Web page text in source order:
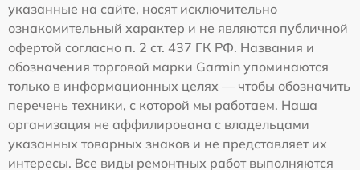
указанные на сайте, носят исключительно
ознакомительный характер и не являются публичной
офертой согласно п. 2 ст. 437 ГК РФ. Названия и
обозначения торговой марки Garmin упоминаются
только в информационных целях — чтобы обозначить
перечень техники, с которой мы работаем. Наша
организация не аффилирована с владельцами
указанных товарных знаков и не представляет их
интересы. Все виды ремонтных работ выполняются